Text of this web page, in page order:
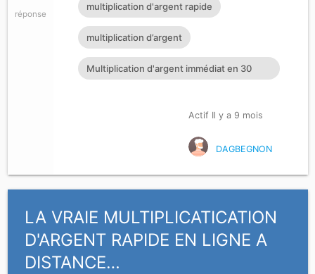
réponse
multiplication d'argent rapide
multiplication d’argent
Multiplication d'argent immédiat en 30
Actif Il y a 9 mois
DAGBEGNON
LA VRAIE MULTIPLICATICATION
D'ARGENT RAPIDE EN LIGNE A
DISTANCE…